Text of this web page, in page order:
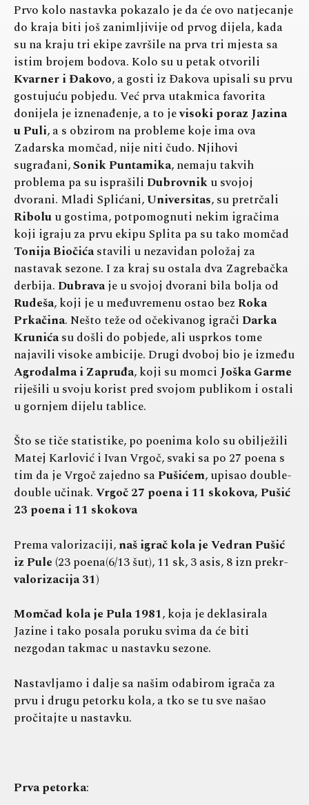
Prvo kolo nastavka pokazalo je da će ovo natjecanje
do kraja biti još zanimljivije od prvog dijela, kada
su na kraju tri ekipe završile na prva tri mjesta sa
istim brojem bodova. Kolo su u petak otvorili
Kvarner i Đakovo, a gosti iz Đakova upisali su prvu
gostujuću pobjedu. Već prva utakmica favorita
donijela je iznenađenje, a to jevisoki poraz Jazina
u Puli, a s obzirom na probleme koje ima ova
Zadarska momčad, nije niti čudo. Njihovi
sugrađani,Sonik Puntamika, nemaju takvih
problema pa su isprašiliDubrovniku svojoj
dvorani. Mladi Splićani,Universitas, su pretrčali
Riboluu gostima, potpomognuti nekim igračima
koji igraju za prvu ekipu Splita pa su tako momčad
Tonija Biočićastavili u nezavidan položaj za
nastavak sezone. I za kraj su ostala dva Zagrebačka
derbija.Dubravaje u svojoj dvorani bila bolja od
Rudeša, koji je u međuvremenu ostao bezRoka
Prkačina. Nešto teže od očekivanog igračiDarka
Krunićasu došli do pobjede, ali usprkos tome
najavili visoke ambicije. Drugi dvoboj bio je između
Agrodalma i Zapruđa, koji su momci Joška Garme
riješili u svoju korist pred svojom publikom i ostali
u gornjem dijelu tablice.
Što se tiče statistike, po poenima kolo su obilježili
Matej Karlović i Ivan Vrgoč, svaki sa po 27 poena s
tim da je Vrgoč zajedno saPušićem, upisao double-
double učinak.Vrgoč 27 poena i 11 skokova, Pušić
23 poena i 11 skokova
Prema valorizaciji,naš igrač kola je Vedran Pušić
iz Pule (23 poena(6/13 šut), 11 sk, 3 asis, 8 izn prekr-
valorizacija 31)
Momčad kola je Pula 1981, koja je deklasirala
Jazine i tako posala poruku svima da će biti
nezgodan takmac u nastavku sezone.
Nastavljamo i dalje sa našim odabirom igrača za
prvu i drugu petorku kola, a tko se tu sve našao
pročitajte u nastavku.
Prva petorka: